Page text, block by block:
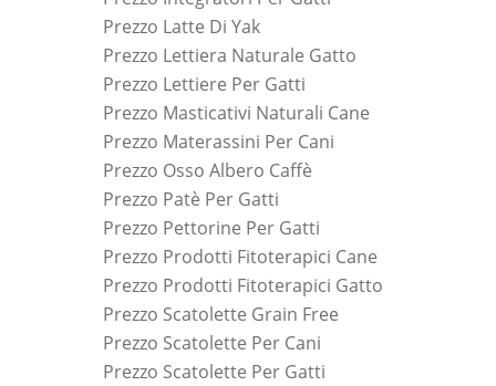
Prezzo Latte Di Yak
Prezzo Lettiera Naturale Gatto
Prezzo Lettiere Per Gatti
Prezzo Masticativi Naturali Cane
Prezzo Materassini Per Cani
Prezzo Osso Albero Caffè
Prezzo Patè Per Gatti
Prezzo Pettorine Per Gatti
Prezzo Prodotti Fitoterapici Cane
Prezzo Prodotti Fitoterapici Gatto
Prezzo Scatolette Grain Free
Prezzo Scatolette Per Cani
Prezzo Scatolette Per Gatti